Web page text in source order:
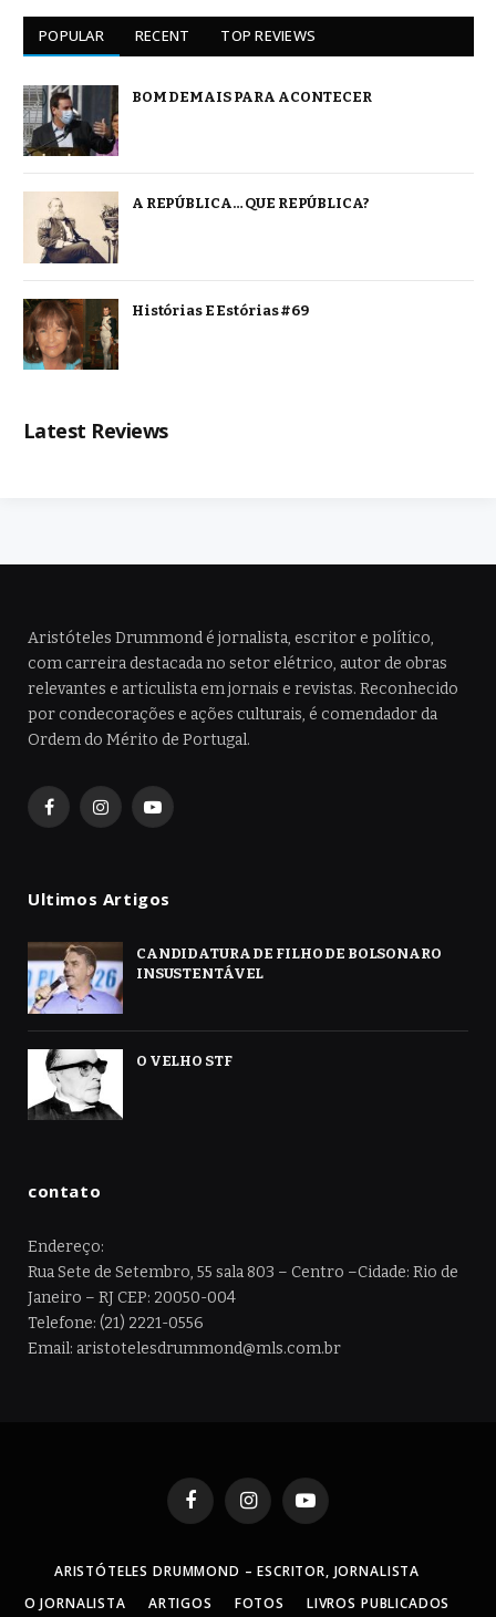
POPULAR RECENT TOP REVIEWS
BOM DEMAIS PARA ACONTECER
A REPÚBLICA… QUE REPÚBLICA?
Histórias E Estórias #69
Latest Reviews
Aristóteles Drummond é jornalista, escritor e político,
com carreira destacada no setor elétrico, autor de obras
relevantes e articulista em jornais e revistas. Reconhecido
por condecorações e ações culturais, é comendador da
Ordem do Mérito de Portugal.
FacebookInstagramYouTube
Ultimos Artigos
CANDIDATURA DE FILHO DE BOLSONARO
INSUSTENTÁVEL
O VELHO STF
contato
Endereço:
Rua Sete de Setembro, 55 sala 803 – Centro –Cidade: Rio de
Janeiro – RJ CEP: 20050-004
Telefone: (21) 2221-0556
Email: aristotelesdrummond@mls.com.br
FacebookInstagramYouTube
ARISTÓTELES DRUMMOND – ESCRITOR, JORNALISTA
O JORNALISTA
ARTIGOS FOTOS LIVROS PUBLICADOS